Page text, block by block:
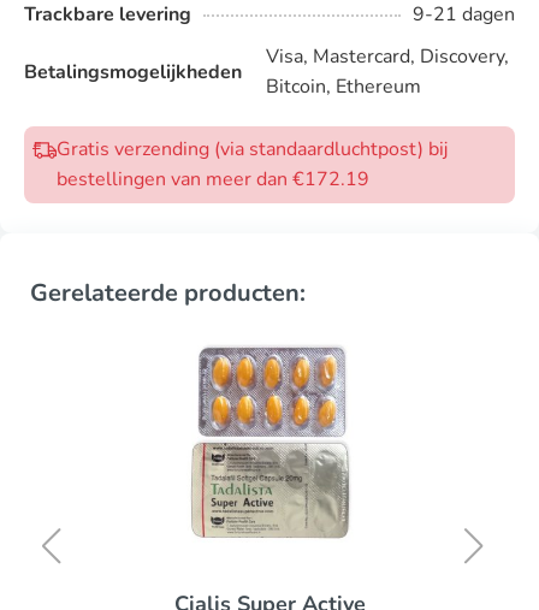
Trackbare levering 9-21 dagen
Betalingsmogelijkheden
Visa, Mastercard, Discovery,
Bitcoin, Ethereum
Gratis verzending (via standaardluchtpost) bij
bestellingen van meer dan €172.19
Gerelateerde producten:
KOOP NU